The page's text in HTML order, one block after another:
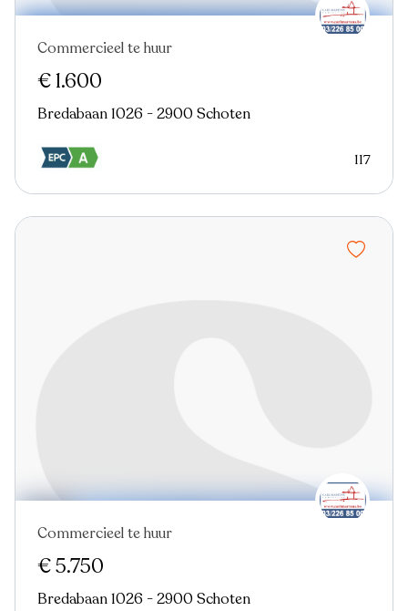
Commercieel te huur
€ 1.600
Bredabaan 1026 - 2900 Schoten
117
Commercieel te huur
€ 5.750
Bredabaan 1026 - 2900 Schoten